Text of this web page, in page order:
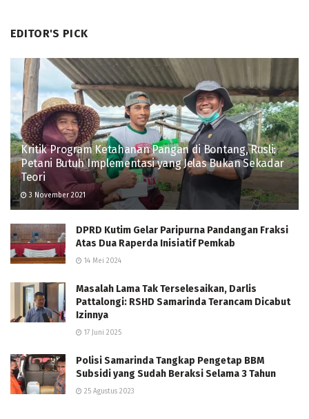
EDITOR'S PICK
Kritik Program Ketahanan Pangan di Bontang, Rusli:
Petani Butuh Implementasi yang Jelas Bukan Sekadar
Teori
3 November 2021
DPRD Kutim Gelar Paripurna Pandangan Fraksi
Atas Dua Raperda Inisiatif Pemkab
14 Mei 2024
Masalah Lama Tak Terselesaikan, Darlis
Pattalongi: RSHD Samarinda Terancam Dicabut
Izinnya
17 Juni 2025
Polisi Samarinda Tangkap Pengetap BBM
Subsidi yang Sudah Beraksi Selama 3 Tahun
25 Agustus 2023